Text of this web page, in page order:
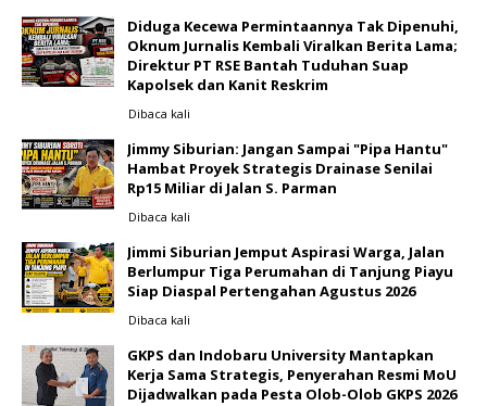
Diduga Kecewa Permintaannya Tak Dipenuhi,
Oknum Jurnalis Kembali Viralkan Berita Lama;
Direktur PT RSE Bantah Tuduhan Suap
Kapolsek dan Kanit Reskrim
Dibaca kali
Jimmy Siburian: Jangan Sampai "Pipa Hantu"
Hambat Proyek Strategis Drainase Senilai
Rp15 Miliar di Jalan S. Parman
Dibaca kali
Jimmi Siburian Jemput Aspirasi Warga, Jalan
Berlumpur Tiga Perumahan di Tanjung Piayu
Siap Diaspal Pertengahan Agustus 2026 ‎
Dibaca kali
GKPS dan Indobaru University Mantapkan
Kerja Sama Strategis, Penyerahan Resmi MoU
Dijadwalkan pada Pesta Olob-Olob GKPS 2026 ‎